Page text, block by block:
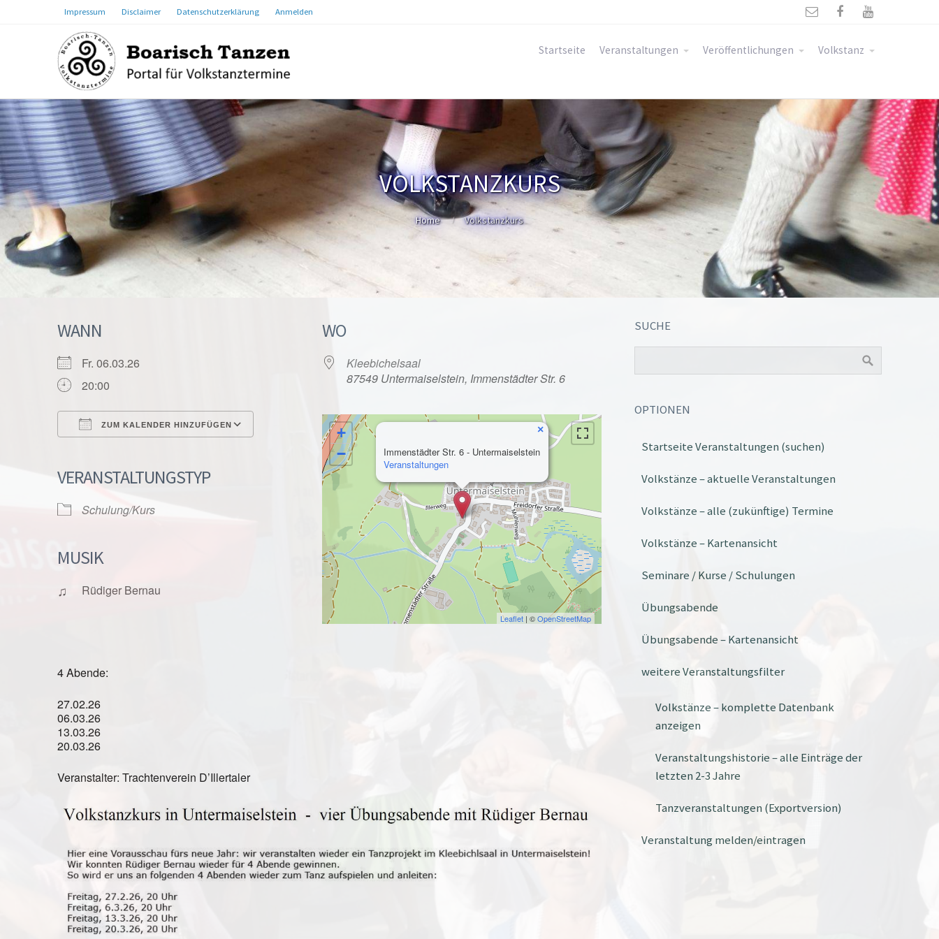
Impressum Disclaimer Datenschutzerklärung Anmelden   
Startseite Veranstaltungen Veröffentlichungen Volkstanz
VOLKSTANZKURS
Home Volkstanzkurs
WANN
Fr. 06.03.26
20:00
ZUM KALENDER HINZUFÜGEN
Google Kalender iCalendar Office 365 Outlook Live
VERANSTALTUNGSTYP
Schulung/Kurs
MUSIK
♫ Rüdiger Bernau
WO
Kleebichelsaal
87549 Untermaiselstein, Immenstädter Str. 6
Immenstädter Str. 6 - Untermaiselstein
Veranstaltungen
×
+
−
Leaflet| ©OpenStreetMap
4 Abende:
27.02.26
06.03.26
13.03.26
20.03.26
Veranstalter: Trachtenverein D’Illertaler
SUCHE
OPTIONEN
Startseite Veranstaltungen (suchen)
Volkstänze – aktuelle Veranstaltungen
Volkstänze – alle (zukünftige) Termine
Volkstänze – Kartenansicht
Seminare / Kurse / Schulungen
Übungsabende
Übungsabende – Kartenansicht
weitere Veranstaltungsfilter
Volkstänze – komplette Datenbank
anzeigen
Veranstaltungshistorie – alle Einträge der
letzten 2-3 Jahre
Tanzveranstaltungen (Exportversion)
Veranstaltung melden/eintragen